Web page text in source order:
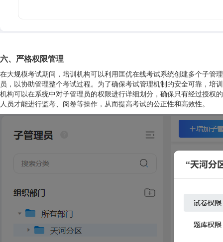
六、严格权限管理
在大规模考试期间，培训机构可以利用匡优在线考试系统创建多个子管理
员，以协助管理整个考试过程。为了确保考试管理机制的安全可靠，培训
机构可以在系统中对子管理员的权限进行详细划分，确保只有经过授权的
人员才能进行监考、阅卷等操作，从而提高考试的公正性和高效性。